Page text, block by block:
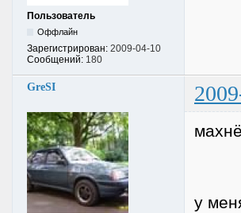
Пользователь
Оффлайн
Зарегистрирован: 2009-04-10
Сообщений: 180
GreSI
у